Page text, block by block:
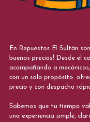
En Repuestos El Sultán
buenos precios! Desde el
acompañando a
con un solo propósito:
precio y con despacho
Sabemos que tu tiempo
una experiencia simple,